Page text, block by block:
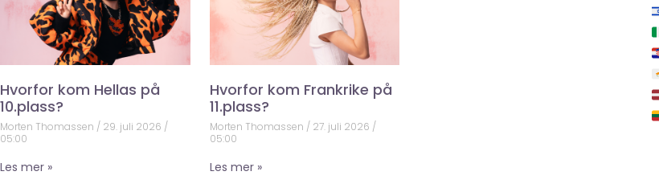
Hvorfor kom Hellas på
10.plass?
Morten Thomassen
29. juli 2026
05:00
Les mer »
Hvorfor kom Frankrike på
11.plass?
Morten Thomassen 27. juli 2026
05:00
Les mer »